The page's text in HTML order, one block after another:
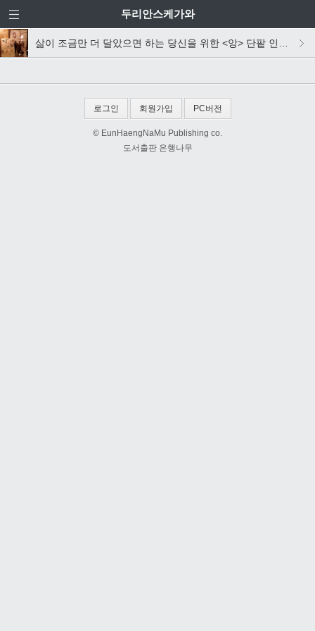
두리안스케가와
삶이 조금만 더 달았으면 하는 당신을 위한 <앙> 단팥 인생 이야기
로그인 회원가입 PC버전
© EunHaengNaMu Publishing co.
도서출판 은행나무